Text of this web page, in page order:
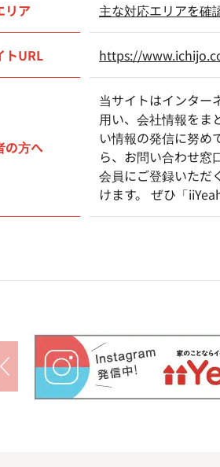
リア 主な対応エリアを確
トURL https://
の方へ
当サイトはインター
用い、会社情報をま
い情報の発信に努め
ら、お問い合わせ窓
会員にご登録いただ
けます。 ぜひ「